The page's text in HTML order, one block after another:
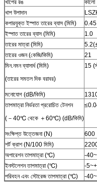
খাপের রঙ
কালো
খাপ উপাদান
কপারযুক্ত ইস্পাত তারের ব্যাস (মিমি)
0.45
ইস্পাত তারের ব্যাস (মিমি)
1.0
তারের মাত্রা (মিমি)
তারের ওজন (কেজি/কিমি)
21
মিন.নমন ব্যাসার্ধ (মিমি)
(তারের সমতল দিক বরাবর)
15
মনোযোগ (dB/কিমি)
তাপমাত্রা নির্ভরতা প্ররোচিত টেনশন
(－40℃ থেকে ＋60℃) (dB/কিমি)
সংক্ষিপ্ত উত্তেজনা (N)
600
শর্ট ক্রাশ (N/100 মিমি)
অপারেশন তাপমাত্রা (℃)
-
ইনস্টলেশন তাপমাত্রা (℃)
-
পরিবহন এবং স্টোরেজ তাপমাত্রা (℃)
-